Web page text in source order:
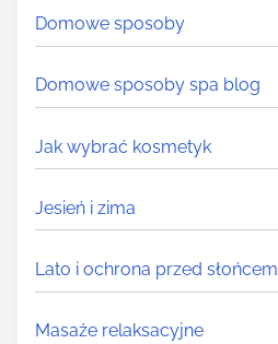
.
.
.
Domowe sposoby
Domowe sposoby spa blog
Jak wybrać kosmetyk
Jesień i zima
Lato i ochrona przed słońcem
Masaże relaksacyjne